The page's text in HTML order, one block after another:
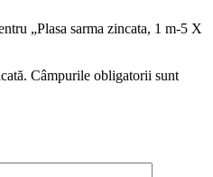
„Plasa sarma zincata, 1 m-5 X
Câmpurile obligatorii sunt